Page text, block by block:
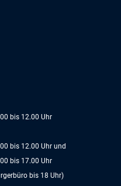
bis 12.00 Uhr
bis 12.00 Uhr und
bis 17.00 Uhr
bis 18 Uhr)